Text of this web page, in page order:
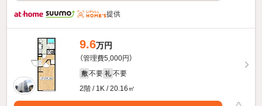
提供
9.6万円
（管理費5,000円）
敷 不要 礼 不要
2階 / 1K / 20.16㎡